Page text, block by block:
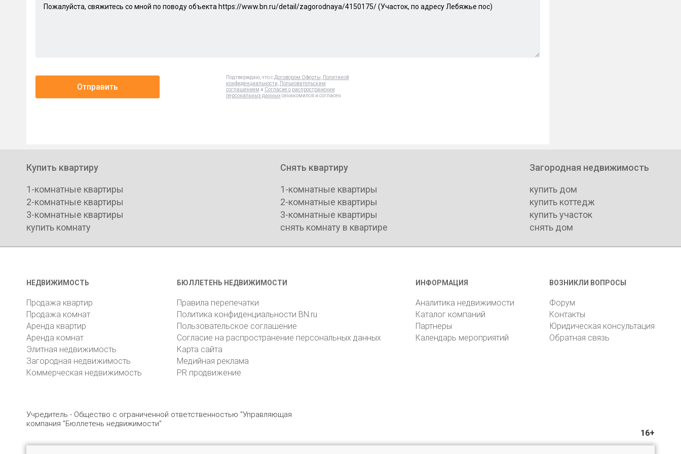
Отправить
Подтверждаю, что с Договором Оферты
Политикой
конфиденциальности
Пользовательским
соглашением и Согласие о распространении
персональных данныхознакомился и согласен
Купить квартиру
1-комнатные квартиры
2-комнатные квартиры
3-комнатные квартиры
купить комнату
Снять квартиру
1-комнатные квартиры
2-комнатные квартиры
3-комнатные квартиры
снять комнату в квартире
Загородная недвижимость
купить дом
купить коттедж
купить участок
снять дом
НЕДВИЖИМОСТЬ
Продажа квартир
Продажа комнат
Аренда квартир
Аренда комнат
Элитная недвижимость
Загородная недвижимость
Коммерческая недвижимость
БЮЛЛЕТЕНЬ НЕДВИЖИМОСТИ
Правила перепечатки
Политика конфиденциальности BN.ru
Пользовательское соглашение
Согласие на распространение персональных данных
Карта сайта
Медийная реклама
PR продвижение
ИНФОРМАЦИЯ
Аналитика недвижимости
Каталог компаний
Партнеры
Календарь мероприятий
ВОЗНИКЛИ ВОПРОСЫ
Форум
Контакты
Юридическая консультация
Обратная связь
Учредитель - Общество с ограниченной ответственностью "Управляющая
компания "Бюллетень недвижимости"
16+